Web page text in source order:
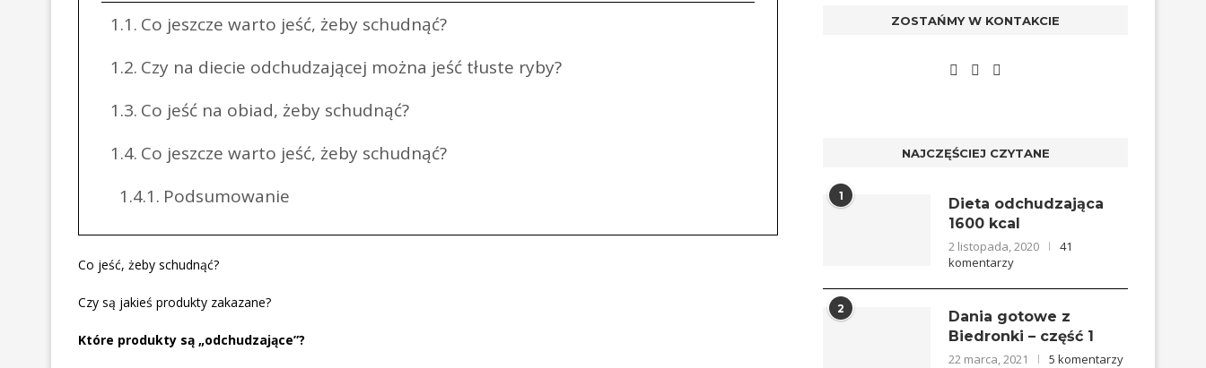
Co jeszcze warto jeść, żeby schudnąć?
Czy na diecie odchudzającej można jeść tłuste ryby?
Co jeść na obiad, żeby schudnąć?
Co jeszcze warto jeść, żeby schudnąć?
Podsumowanie
Co jeść, żeby schudnąć?
Czy są jakieś produkty zakazane?
Które produkty są „odchudzające”?
ZOSTAŃMY W KONTAKCIE
NAJCZĘŚCIEJ CZYTANE
1
Dieta odchudzająca
1600 kcal
2 listopada, 2020
41
komentarzy
2
Dania gotowe z
Biedronki – część 1
22 marca, 2021 5 komentarzy